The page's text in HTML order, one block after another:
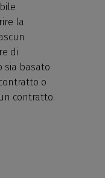
la
di
sia basato
o
contratto.